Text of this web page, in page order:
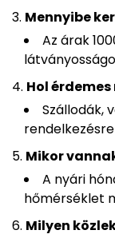
Mennyibe
Az árak
Hol
Szállodák,
Mikor
A nyári
hőmérséklet
Milyen